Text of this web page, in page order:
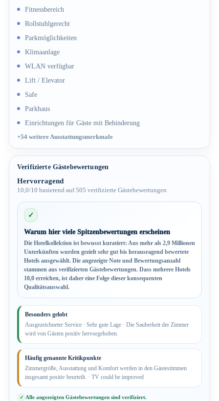
Fitnessbereich
Rollstuhlgerecht
Parkmöglichkeiten
Klimaanlage
WLAN verfügbar
Lift / Elevator
Safe
Parkhaus
Einrichtungen für Gäste mit Behinderung
+54 weitere Ausstattungsmerkmale
Verifizierte Gästebewertungen
Hervorragend
10,0/10 basierend auf 505 verifizierte Gästebewertungen
✓
Warum hier viele Spitzenbewertungen erscheinen
Die Hotelkollektion ist bewusst kuratiert: Aus mehr als 2,9 Millionen
Unterkünften wurden gezielt sehr gut bis herausragend bewertete
Hotels ausgewählt. Die angezeigte Note und Bewertungsanzahl
stammen aus verifizierten Gästebewertungen. Dass mehrere Hotels
10,0 erreichen, ist daher eine Folge dieser konsequenten
Qualitätsauswahl.
Besonders gelobt
Ausgezeichneter Service · Sehr gute Lage · Die Sauberkeit der Zimmer
wird von Gästen positiv hervorgehoben.
Häufig genannte Kritikpunkte
Zimmergröße, Ausstattung und Komfort werden in den Gästestimmen
insgesamt positiv beurteilt. · TV could be improved
Alle angezeigten Gästebewertungen sind verifiziert.